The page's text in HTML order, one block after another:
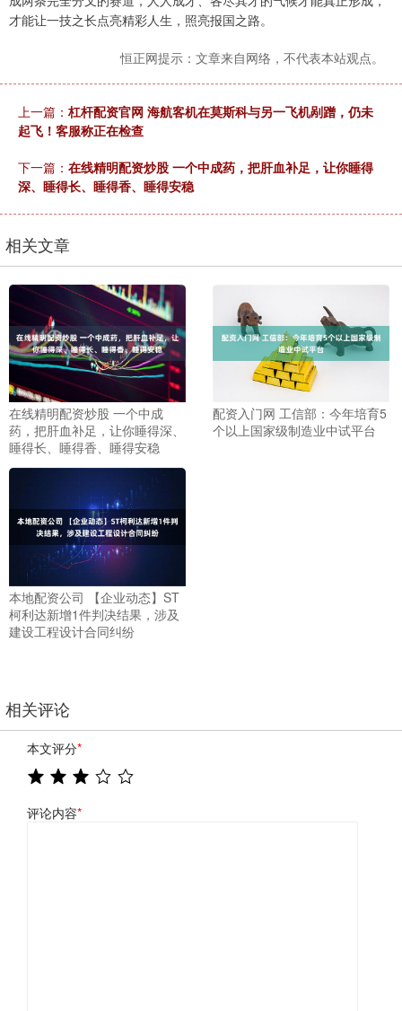
才能让一技之长点亮精彩人生，照亮报国之路。
恒正网提示：文章来自网络，不代表本站观点。
上一篇： 杠杆配资官网 海航客机在莫斯科与另一飞机剐蹭，仍未
起飞！客服称正在检查
下一篇： 在线精明配资炒股 一个中成药，把肝血补足，让你睡得
深、睡得长、睡得香、睡得安稳
相关文章
在线精明配资炒股 一个中成
药，把肝血补足，让你睡得深、
睡得长、睡得香、睡得安稳
配资入门网 工信部：今年培育5
个以上国家级制造业中试平台
本地配资公司 【企业动态】ST
柯利达新增1件判决结果，涉及
建设工程设计合同纠纷
相关评论
本文评分*
评论内容*